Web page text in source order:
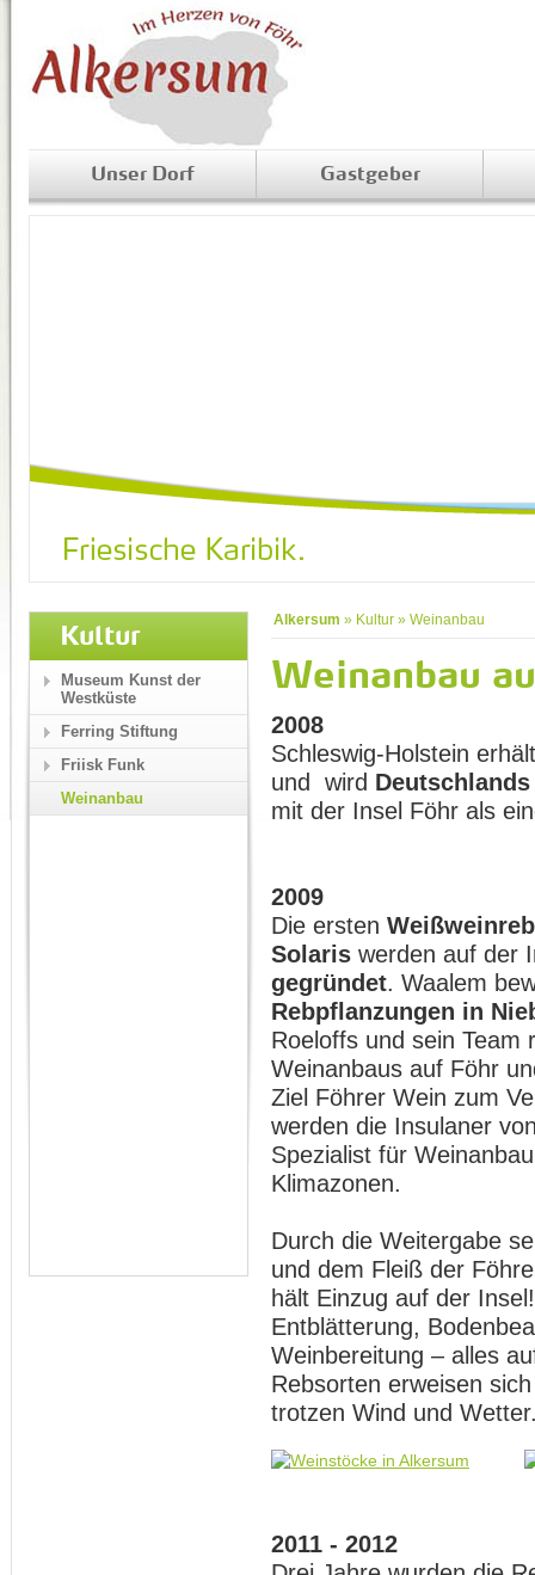
Unser Dorf Gastgeber
Alkersum » Kultur » Weinanbau
Weinanbau
2008
Schleswig-Holstein
und wird
mit der Insel Föhr als
2009
Die ersten
Solaris werden auf der
gegründet. Waalem
Rebpflanzungen in
Roeloffs und sein Team
Weinanbaus auf Föhr
Ziel Föhrer Wein zum
werden die Insulaner
Spezialist für
Klimazonen.
Durch die Weitergabe
und dem Fleiß der
hält Einzug auf der
Entblätterung,
Weinbereitung – alles
Rebsorten erweisen
trotzen Wind und
2011 - 2012
Kultur
Museum Kunst der
Westküste
Ferring Stiftung
Friisk Funk
Weinanbau